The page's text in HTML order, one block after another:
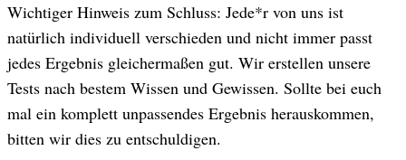
Wichtiger Hinweis zum Schluss: Jede*r von uns ist
natürlich individuell verschieden und nicht immer passt
jedes Ergebnis gleichermaßen gut. Wir erstellen unsere
Tests nach bestem Wissen und Gewissen. Sollte bei euch
mal ein komplett unpassendes Ergebnis herauskommen,
bitten wir dies zu entschuldigen.